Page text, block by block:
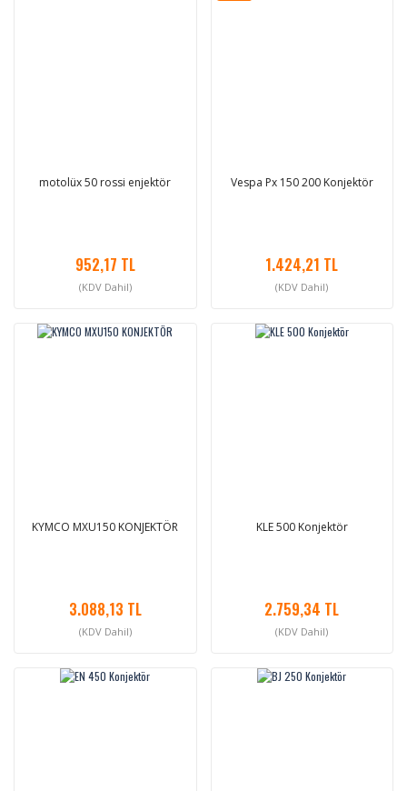
motolüx 50 rossi enjektör
952,17 TL
(KDV Dahil)
Vespa Px 150 200 Konjektör
1.424,21 TL
(KDV Dahil)
KYMCO MXU150 KONJEKTÖR
3.088,13 TL
(KDV Dahil)
KLE 500 Konjektör
2.759,34 TL
(KDV Dahil)